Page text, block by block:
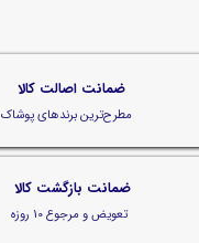
ضمانت اصالت کالا
مطرح‌ترین برندهای پوشاک
تعویض و مرجوع 10 روزه
ضمانت بازگشت کالا